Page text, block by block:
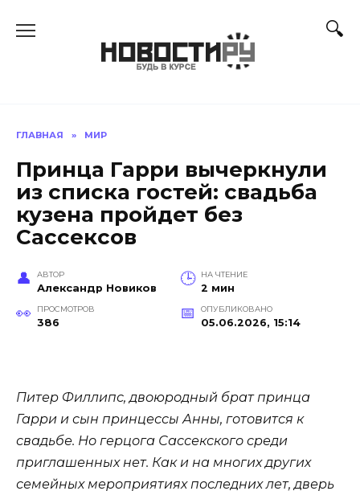
ГЛАВНАЯ » МИР
Принца Гарри вычеркнули
из списка гостей: свадьба
кузена пройдет без
Сассексов
АВТОР
Александр Новиков
НА ЧТЕНИЕ
2 мин
ПРОСМОТРОВ
386
ОПУБЛИКОВАНО
05.06.2026, 15:14
Питер Филлипс, двоюродный брат принца
Гарри и сын принцессы Анны, готовится к
свадьбе. Но герцога Сассекского среди
приглашенных нет. Как и на многих других
семейных мероприятиях последних лет, дверь